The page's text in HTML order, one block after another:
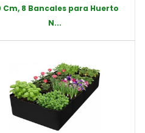
Cm, 8 Bancales para Huerto
N...